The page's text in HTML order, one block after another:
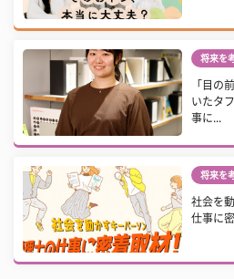
将来を
「目の
いたタ
事に...
将来を
社会を
仕事に